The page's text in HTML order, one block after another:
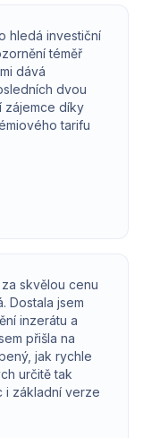
hledá investiční
téměř
dává
dvou
zájemce díky
tarifu
skvělou cenu
Dostala jsem
inzerátu a
přišla na
jak rychle
určitě tak
i základní verze